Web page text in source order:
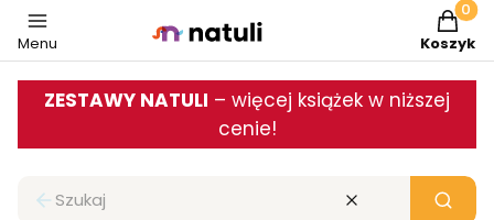
Menu Koszyk
ZESTAWY NATULI – więcej książek w niższej
cenie!
Zamknij wyszukiwarkę Wyczyść Szukaj